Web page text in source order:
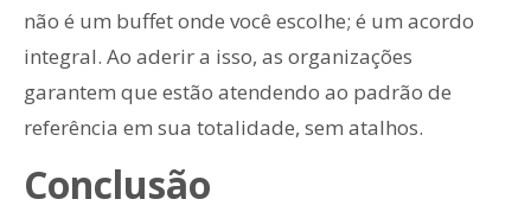
não é um buffet onde você escolhe; é um acordo
integral. Ao aderir a isso, as organizações
garantem que estão atendendo ao padrão de
referência em sua totalidade, sem atalhos.
Conclusão